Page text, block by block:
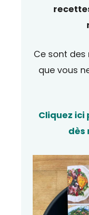
Ce sont des
que vous
Cliquez ici
dès